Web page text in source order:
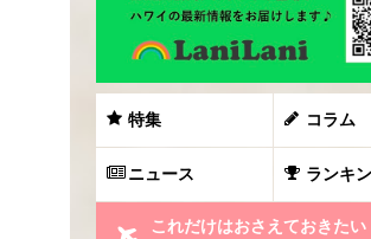
特集 コラム
ニュース ランキ
これだけはおさえておきたい